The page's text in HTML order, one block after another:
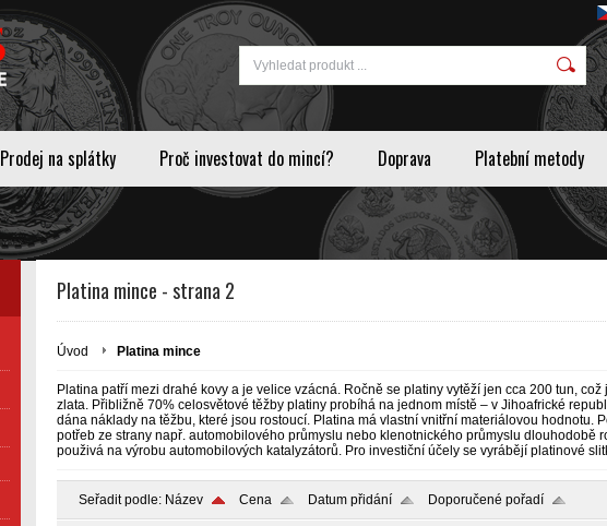
Prodej na splátky Proč investovat do mincí? Doprava Platební metody
Platina mince - strana 2
Úvod Platina mince
Platina patří mezi drahé kovy a je velice vzácná. Ročně se platiny vytěží jen cca 200 tun,
zlata. Přibližně 70% celosvětové těžby platiny probíhá na jednom místě – v Jihoafrické
dána náklady na těžbu, které jsou rostoucí. Platina má vlastní vnitřní materiálovou hodnotu.
potřeb ze strany např. automobilového průmyslu nebo klenotnického průmyslu dlouhodobě
použivá na výrobu automobilových katalyzátorů. Pro investiční účely se vyrábějí platinové
Seřadit podle: Název Cena Datum přidání Doporučené pořadí